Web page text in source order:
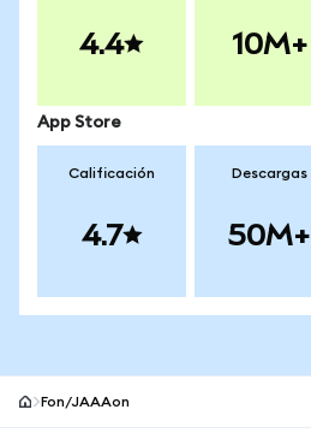
4.4 10M+
App Store
Calificación
4.7
Descargas
50M+
Fon/JAAAon